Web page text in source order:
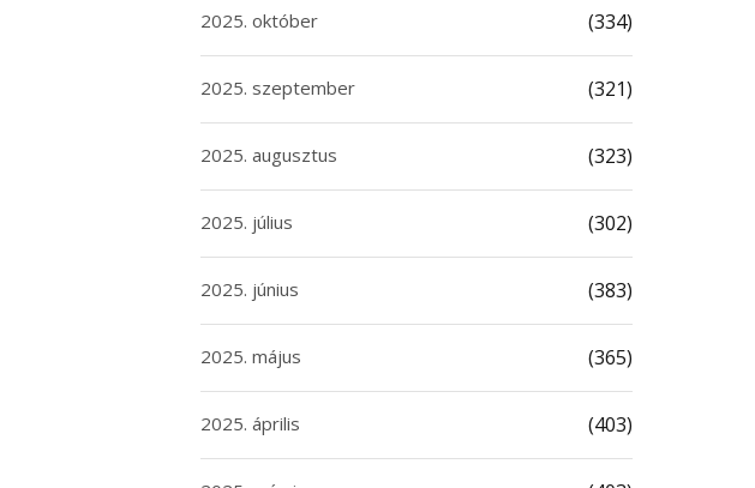
2025. október (334)
2025. szeptember (321)
2025. augusztus (323)
2025. július (302)
2025. június (383)
2025. május (365)
2025. április (403)